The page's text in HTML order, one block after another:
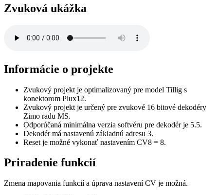
Zvuková ukážka
Informácie o projekte
Zvukový projekt je optimalizovaný pre model Tillig s
konektorom Plux12.
Zvukový projekt je určený pre zvukové 16 bitové dekodéry
Zimo radu MS.
Odporúčaná minimálna verzia softvéru pre dekodér je 5.5.
Dekodér má nastavenú základnú adresu 3.
Reset je možné vykonať nastavením CV8 = 8.
Priradenie funkcií
Zmena mapovania funkcií a úprava nastavení CV je možná.